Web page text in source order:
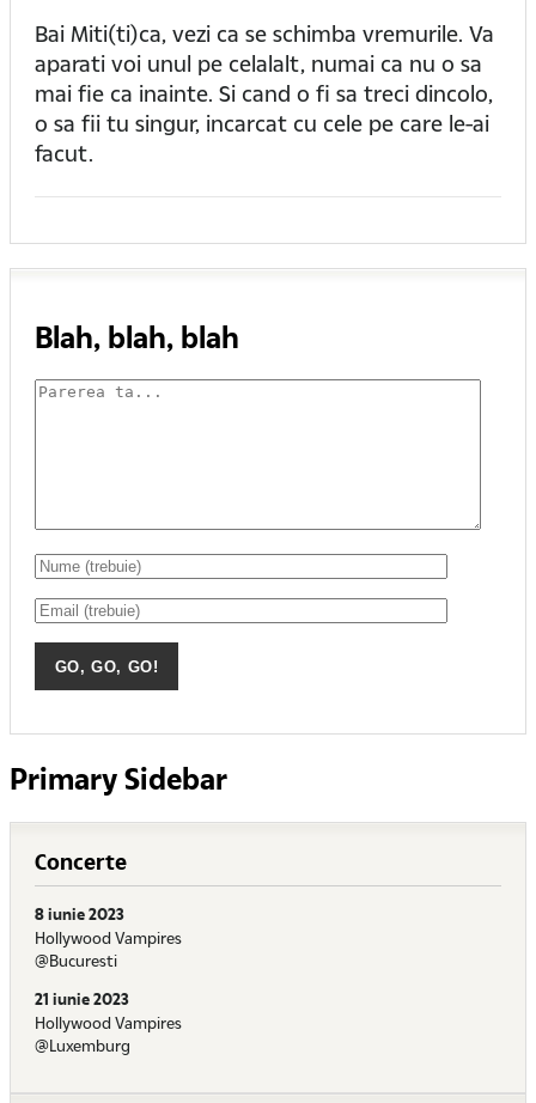
Bai Miti(ti)ca, vezi ca se schimba vremurile. Va
aparati voi unul pe celalalt, numai ca nu o sa
mai fie ca inainte. Si cand o fi sa treci dincolo,
o sa fii tu singur, incarcat cu cele pe care le-ai
facut.
Blah, blah, blah
Primary Sidebar
Concerte
8 iunie 2023
Hollywood Vampires
@Bucuresti
21 iunie 2023
Hollywood Vampires
@Luxemburg